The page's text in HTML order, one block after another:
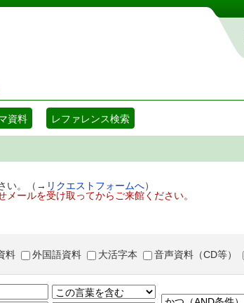
図書館 蔵書検索・予約システム
資料 レファレンス検索
い。（→ リクエストフォームへ）
ールを受け取ってからご来館ください。
料 外国語資料 大活字本 音声資料（CD等）